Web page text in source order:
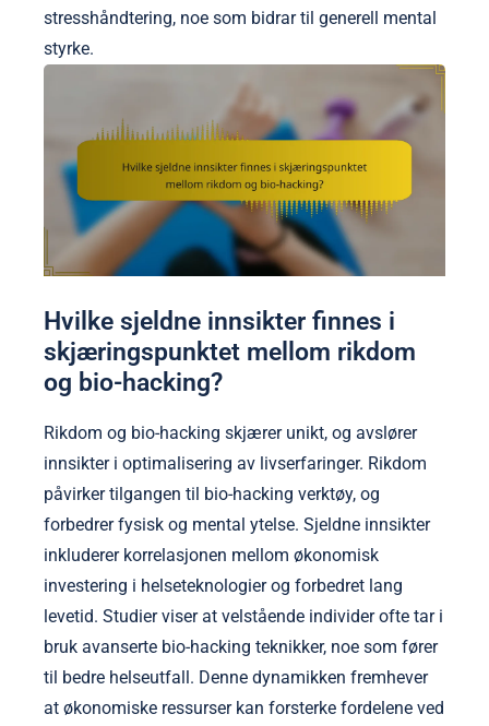
stresshåndtering, noe som bidrar til generell mental
styrke.
Hvilke sjeldne innsikter finnes i
skjæringspunktet mellom rikdom
og bio-hacking?
Rikdom og bio-hacking skjærer unikt, og avslører
innsikter i optimalisering av livserfaringer. Rikdom
påvirker tilgangen til bio-hacking verktøy, og
forbedrer fysisk og mental ytelse. Sjeldne innsikter
inkluderer korrelasjonen mellom økonomisk
investering i helseteknologier og forbedret lang
levetid. Studier viser at velstående individer ofte tar i
bruk avanserte bio-hacking teknikker, noe som fører
til bedre helseutfall. Denne dynamikken fremhever
at økonomiske ressurser kan forsterke fordelene ved